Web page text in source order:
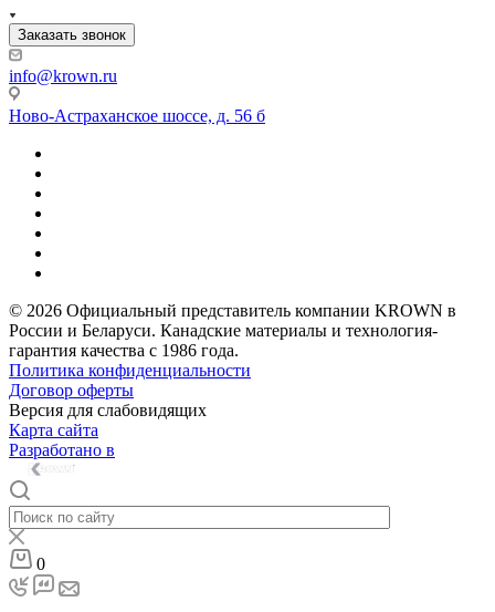
Заказать звонок
info@krown.ru
Ново-Астраханское шоссе, д. 56 б
© 2026 Официальный представитель компании KROWN в
России и Беларуси. Канадские материалы и технология-
гарантия качества с 1986 года.
Политика конфиденциальности
Договор оферты
Версия для слабовидящих
Карта сайта
Разработано в
0